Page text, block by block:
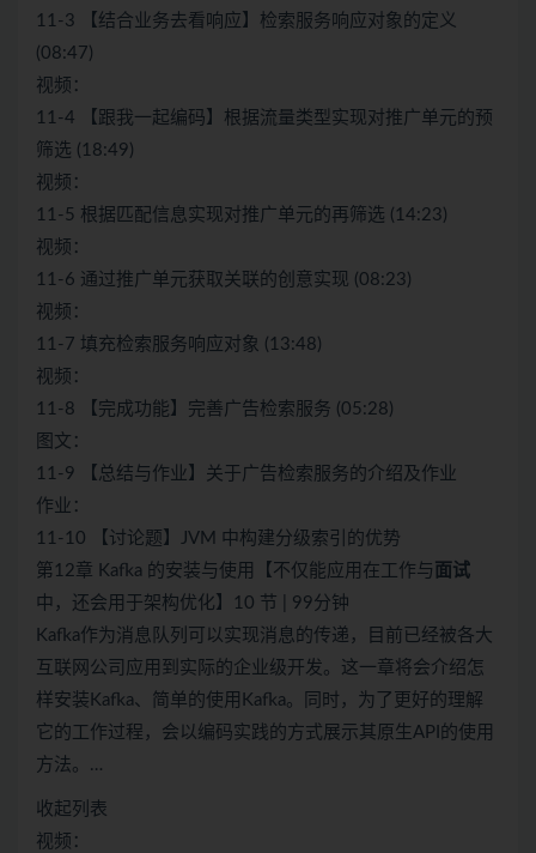
11-3 【结合业务去看响应】检索服务响应对象的定义
(08:47)
视频：
11-4 【跟我一起编码】根据流量类型实现对推广单元的预
筛选 (18:49)
视频：
11-5 根据匹配信息实现对推广单元的再筛选 (14:23)
视频：
11-6 通过推广单元获取关联的创意实现 (08:23)
视频：
11-7 填充检索服务响应对象 (13:48)
视频：
11-8 【完成功能】完善广告检索服务 (05:28)
图文：
11-9 【总结与作业】关于广告检索服务的介绍及作业
作业：
11-10 【讨论题】JVM 中构建分级索引的优势
第12章 Kafka 的安装与使用【不仅能应用在工作与 面试
中，还会用于架构优化】10 节 | 99分钟
Kafka作为消息队列可以实现消息的传递，目前已经被各大
互联网公司应用到实际的企业级开发。这一章将会介绍怎
样安装Kafka、简单的使用Kafka。同时，为了更好的理解
它的工作过程，会以编码实践的方式展示其原生API的使用
方法。…
收起列表
视频：